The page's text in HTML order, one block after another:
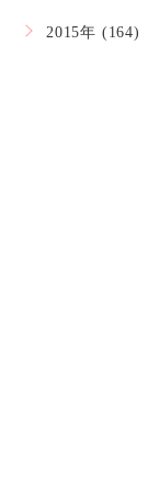
2015年 (164)